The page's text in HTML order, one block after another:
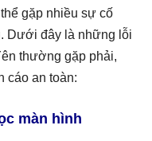
gặp nhiều sự cố
Dưới đây là những lỗi
thường gặp phải,
cáo an toàn:
màn hình